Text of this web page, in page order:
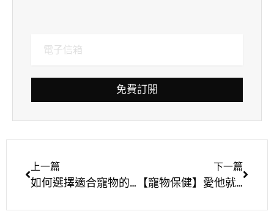
免費訂閱
上一篇
如何選擇適合寵物的食品？三分鐘快速了解國際公信力組織
下一篇
【寵物保健】愛他就要給他最好的·狗狗保健好胃口·PetWell沛威